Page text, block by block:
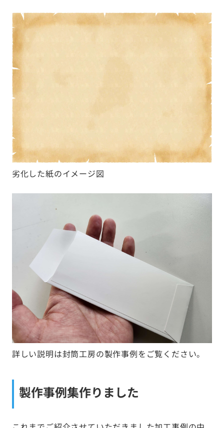
劣化した紙のイメージ図
詳しい説明は封筒工房の製作事例をご覧ください。
製作事例集作りました